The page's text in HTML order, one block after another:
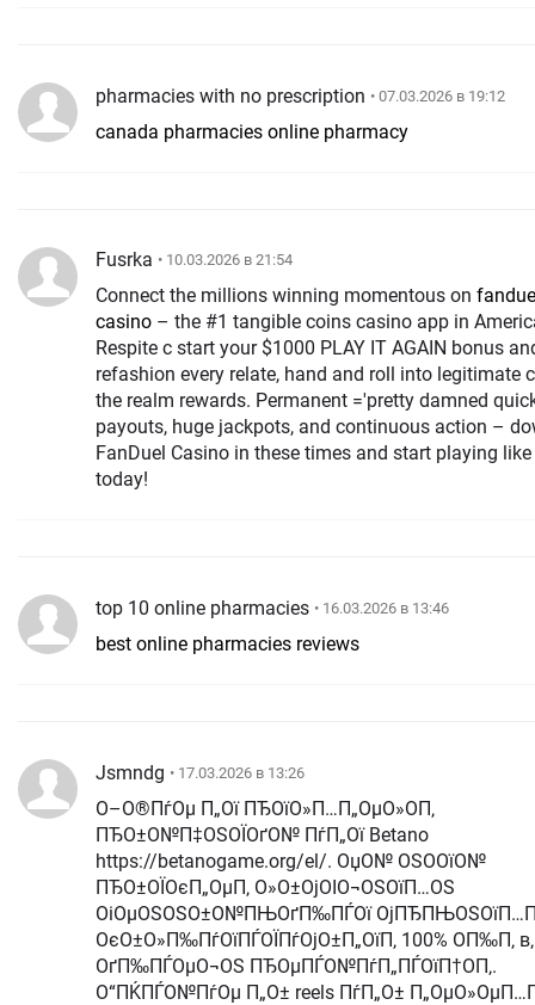
pharmacies with no prescription • 07.03.2026 в 19:12
canada pharmacies online pharmacy
Fusrka • 10.03.2026 в 21:54
Connect the millions winning momentous on
casino
Respite c start your $1000 PLAY IT AGAIN bonus
refashion every relate, hand and roll into legitimate
the realm rewards. Permanent ='pretty damned quick'
payouts, huge jackpots, and continuous action –
FanDuel Casino in these times and start playing
today!
top 10 online pharmacies • 16.03.2026 в 13:46
best online pharmacies reviews
Jsmndg • 17.03.2026 в 13:26
О–О®ПѓОµ П„Ої ПЂОїО»П…П„ОµО»О­П‚
ПЂО±О№П‡ОЅОЇОґО№ ПѓП„Ої Betano
https://betanogame.org/el/. ОџО№ ОЅО­ОїО№
ПЂО±ОЇОєП„ОµП‚ О»О±ОјОІО¬ОЅОїП…ОЅ
ОіОµОЅОЅО±О№ПЊОґП‰ПЃОї
ОєО±О»П‰ПѓОїПЃОЇПѓОјО±П„ОїП‚ 100% О­П‰П‚
ОґП‰ПЃОµО¬ОЅ ПЂОµПЃО№ПѓП„ПЃОїП†О­П‚.
О“ПЌПЃО№ПѓОµ П„О± reels ПѓП„О±